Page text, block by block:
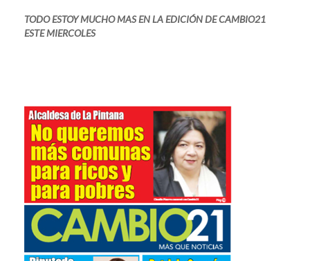
TODO ESTOY MUCHO MAS EN LA EDICIÓN DE CAMBIO21
ESTE MIERCOLES